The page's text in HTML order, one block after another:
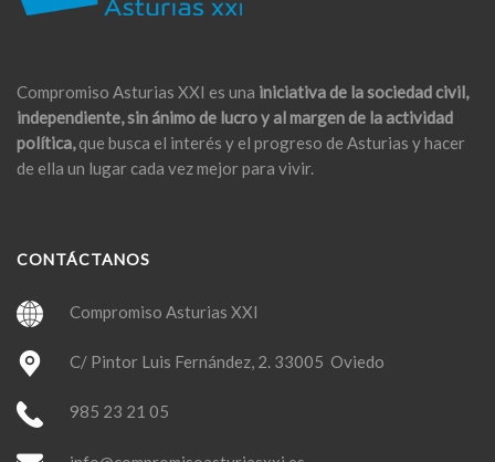
Compromiso Asturias XXI es una iniciativa de la sociedad civil,
independiente, sin ánimo de lucro y al margen de la actividad
política,que busca el interés y el progreso de Asturias y hacer
de ella un lugar cada vez mejor para vivir.
CONTÁCTANOS
Compromiso Asturias XXI
C/ Pintor Luis Fernández, 2. 33005 Oviedo
985 23 21 05